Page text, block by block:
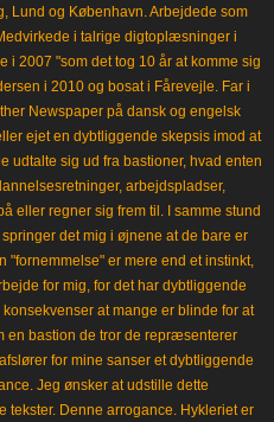
Lund og København. Arbejdede som
i talrige digtoplæsninger i
i 2007 "som det tog 10 år at komme sig
i 2010 og bosat i Fårevejle. Far i
Newspaper på dansk og engelsk
ejet en dybtliggende skepsis imod at
udtalte sig ud fra bastioner, hvad enten
arbejdspladser,
eller regner sig frem til. I samme stund
det mig i øjnene at de bare er
"fornemmelse" er mere end et instinkt,
for mig, for det har dybtliggende
at mange er blinde for at
en bastion de tror de repræsenterer
for mine sanser et dybtliggende
Jeg ønsker at udstille dette
Denne arrogance. Hykleriet er